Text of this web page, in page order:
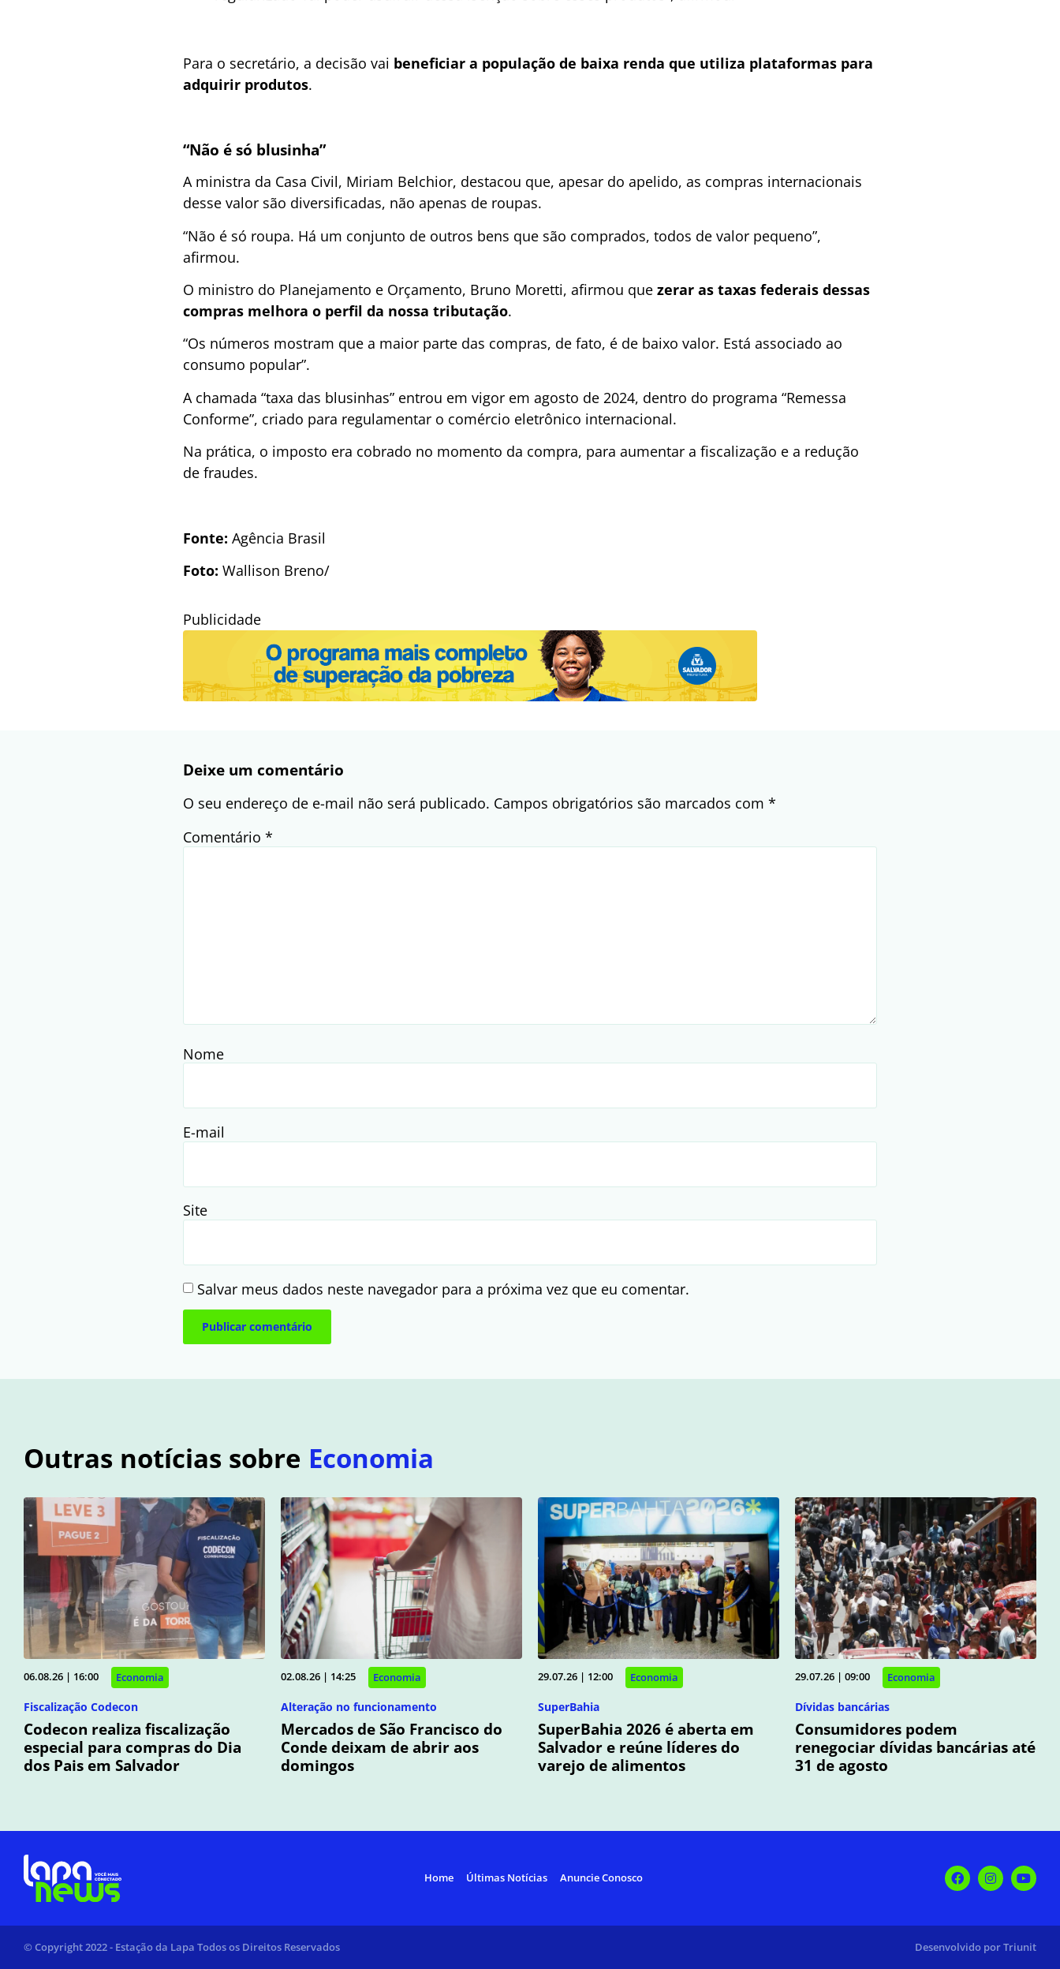
Para o secretário, a decisão vai beneficiar a população de baixa renda que utiliza plataformas para
adquirir produtos.
“Não é só blusinha”
A ministra da Casa Civil, Miriam Belchior, destacou que, apesar do apelido, as compras internacionais
desse valor são diversificadas, não apenas de roupas.
“Não é só roupa. Há um conjunto de outros bens que são comprados, todos de valor pequeno”,
afirmou.
O ministro do Planejamento e Orçamento, Bruno Moretti, afirmou que zerar as taxas federais dessas
compras melhora o perfil da nossa tributação.
“Os números mostram que a maior parte das compras, de fato, é de baixo valor. Está associado ao
consumo popular”.
A chamada “taxa das blusinhas” entrou em vigor em agosto de 2024, dentro do programa “Remessa
Conforme”, criado para regulamentar o comércio eletrônico internacional.
Na prática, o imposto era cobrado no momento da compra, para aumentar a fiscalização e a redução
de fraudes.
Fonte: Agência Brasil
Foto: Wallison Breno/
Publicidade
Deixe um comentário
O seu endereço de e-mail não será publicado. Campos obrigatórios são marcados com *
Comentário *
Nome
E-mail
Site
Salvar meus dados neste navegador para a próxima vez que eu comentar.
Outras notícias sobre Economia
06.08.26 | 16:00 Economia
Fiscalização Codecon
Codecon realiza fiscalização
especial para compras do Dia
dos Pais em Salvador
02.08.26 | 14:25 Economia
Alteração no funcionamento
Mercados de São Francisco do
Conde deixam de abrir aos
domingos
29.07.26 | 12:00 Economia
SuperBahia
SuperBahia 2026 é aberta em
Salvador e reúne líderes do
varejo de alimentos
29.07.26 | 09:00 Economia
Dívidas bancárias
Consumidores podem
renegociar dívidas bancárias até
31 de agosto
Home Últimas Notícias Anuncie Conosco
© Copyright 2022 - Estação da Lapa Todos os Direitos Reservados Desenvolvido por Triunit